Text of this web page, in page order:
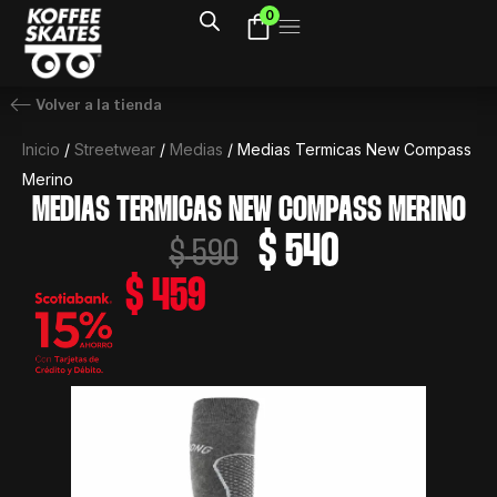
contenido
0
Volver a la tienda
Inicio / Streetwear / Medias / Medias Termicas New Compass
Merino
MEDIAS TERMICAS NEW COMPASS MERINO
$590 El
precio
$ 540El
$ 459